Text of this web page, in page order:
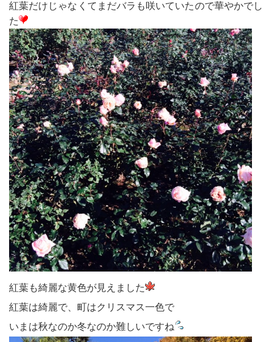
紅葉だけじゃなくてまだバラも咲いていたので華やかでし
た
紅葉も綺麗な黄色が見えました
紅葉は綺麗で、町はクリスマス一色で
いまは秋なのか冬なのか難しいですね